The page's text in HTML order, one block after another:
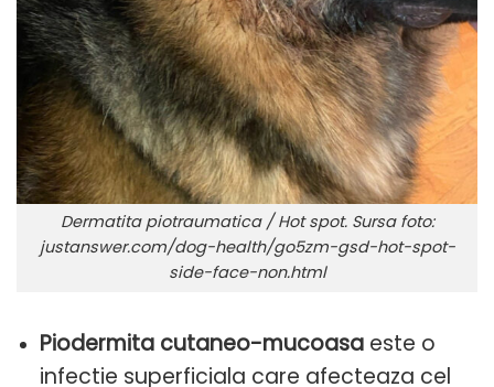
Dermatita piotraumatica / Hot spot. Sursa foto:
justanswer.com/dog-health/go5zm-gsd-hot-spot-
side-face-non.html
Piodermita cutaneo-mucoasaeste o
infectie superficiala care afecteaza cel